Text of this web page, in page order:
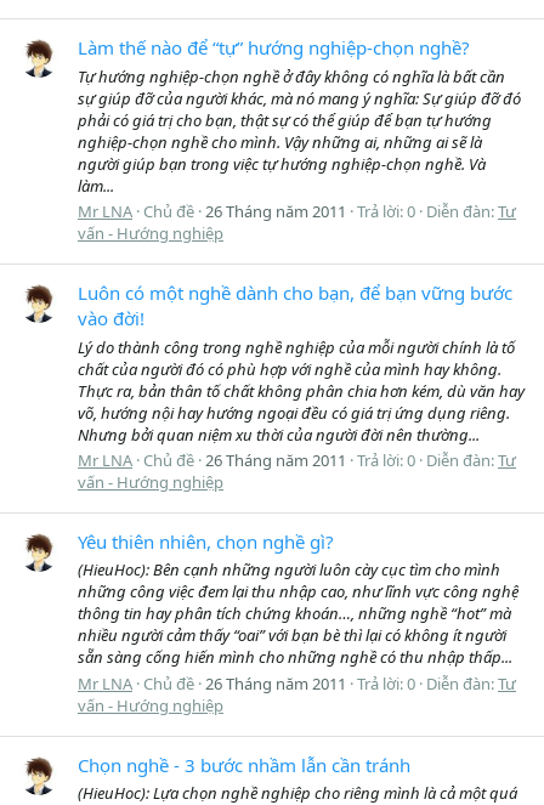
Làm thế nào để “tự” hướng nghiệp-chọn nghề?
Tự hướng nghiệp-chọn nghề ở đây không có nghĩa là bất cần
sự giúp đỡ của người khác, mà nó mang ý nghĩa: Sự giúp đỡ đó
phải có giá trị cho bạn, thật sự có thể giúp để bạn tự hướng
nghiệp-chọn nghề cho mình. Vậy những ai, những ai sẽ là
người giúp bạn trong việc tự hướng nghiệp-chọn nghề. Và
làm...
Mr LNA Chủ đề 26 Tháng năm 2011 Trả lời: 0 Diễn đàn:Tư
vấn - Hướng nghiệp
Luôn có một nghề dành cho bạn, để bạn vững bước
vào đời!
Lý do thành công trong nghề nghiệp của mỗi người chính là tố
chất của người đó có phù hợp với nghề của mình hay không.
Thực ra, bản thân tố chất không phân chia hơn kém, dù văn hay
võ, hướng nội hay hướng ngoại đều có giá trị ứng dụng riêng.
Nhưng bởi quan niệm xu thời của người đời nên thường...
Mr LNA Chủ đề 26 Tháng năm 2011 Trả lời: 0 Diễn đàn:Tư
vấn - Hướng nghiệp
Yêu thiên nhiên, chọn nghề gì?
(HieuHoc): Bên cạnh những người luôn cày cục tìm cho mình
những công việc đem lại thu nhập cao, như lĩnh vực công nghệ
thông tin hay phân tích chứng khoán…, những nghề “hot” mà
nhiều người cảm thấy “oai” với bạn bè thì lại có không ít người
sẵn sàng cống hiến mình cho những nghề có thu nhập thấp...
Mr LNA Chủ đề 26 Tháng năm 2011 Trả lời: 0 Diễn đàn:Tư
vấn - Hướng nghiệp
Chọn nghề - 3 bước nhầm lẫn cần tránh
(HieuHoc): Lựa chọn nghề nghiệp cho riêng mình là cả một quá